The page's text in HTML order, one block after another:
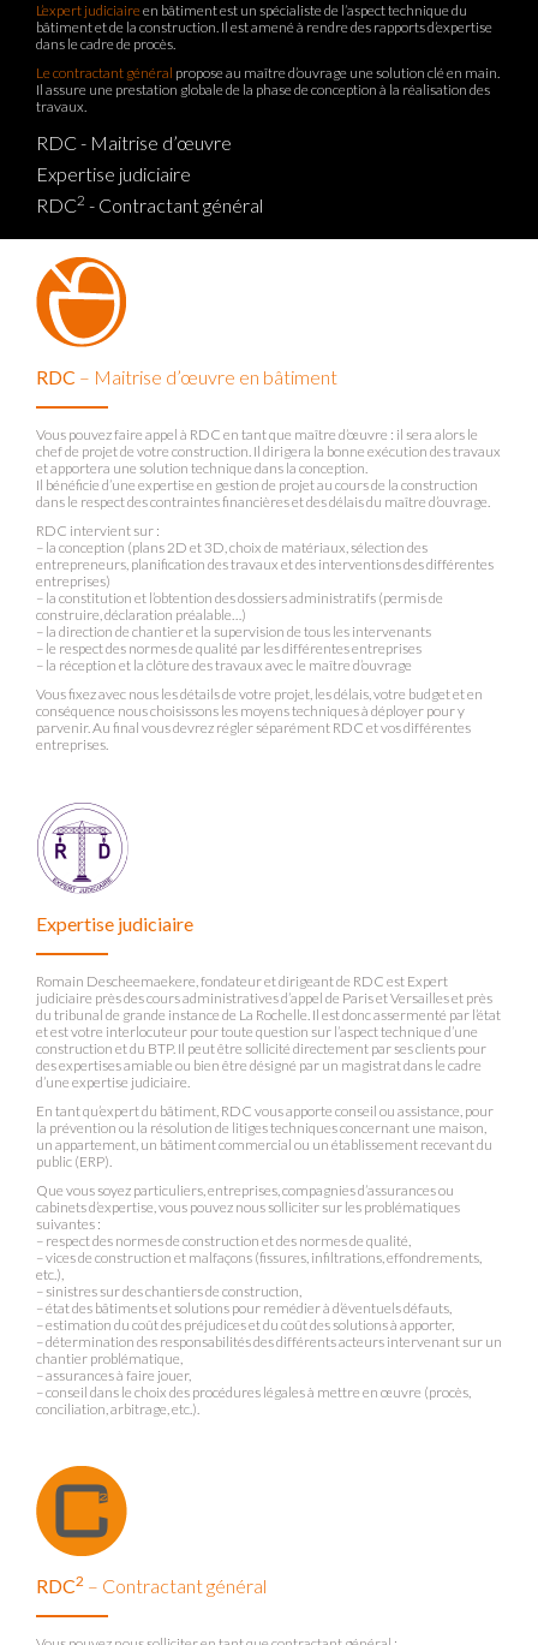
L’expert judiciaireen bâtiment est un spécialiste de l’aspect technique du
bâtiment et de la construction. Il est amené à rendre des rapports d’expertise
dans le cadre de procès.
Le contractant général propose au maître d’ouvrage une solution clé en main.
Il assure une prestation globale de la phase de conception à la réalisation des
travaux.
RDC - Maitrise d’œuvre
Expertise judiciaire
RDC2 - Contractant général
RDC – Maitrise d’œuvre en bâtiment
Vous pouvez faire appel à RDC en tant que maître d’œuvre : il sera alors le
chef de projet de votre construction. Il dirigera la bonne exécution des travaux
et apportera une solution technique dans la conception.
Il bénéficie d’une expertise en gestion de projet au cours de la construction
dans le respect des contraintes financières et des délais du maître d’ouvrage.
RDC intervient sur :
– la conception (plans 2D et 3D, choix de matériaux, sélection des
entrepreneurs, planification des travaux et des interventions des différentes
entreprises)
– la constitution et l’obtention des dossiers administratifs (permis de
construire, déclaration préalable…)
– la direction de chantier et la supervision de tous les intervenants
– le respect des normes de qualité par les différentes entreprises
– la réception et la clôture des travaux avec le maître d’ouvrage
Vous fixez avec nous les détails de votre projet, les délais, votre budget et en
conséquence nous choisissons les moyens techniques à déployer pour y
parvenir. Au final vous devrez régler séparément RDC et vos différentes
entreprises.
Expertise judiciaire
Romain Descheemaekere, fondateur et dirigeant de RDC est Expert
judiciaire près des cours administratives d’appel de Paris et Versailles et près
du tribunal de grande instance de La Rochelle. Il est donc assermenté par l’état
et est votre interlocuteur pour toute question sur l’aspect technique d’une
construction et du BTP. Il peut être sollicité directement par ses clients pour
des expertises amiable ou bien être désigné par un magistrat dans le cadre
d’une expertise judiciaire.
En tant qu’expert du bâtiment, RDC vous apporte conseil ou assistance, pour
la prévention ou la résolution de litiges techniques concernant une maison,
un appartement, un bâtiment commercial ou un établissement recevant du
public (ERP).
Que vous soyez particuliers, entreprises, compagnies d’assurances ou
cabinets d’expertise, vous pouvez nous solliciter sur les problématiques
suivantes :
– respect des normes de construction et des normes de qualité,
– vices de construction et malfaçons (fissures, infiltrations, effondrements,
etc.),
– sinistres sur des chantiers de construction,
– état des bâtiments et solutions pour remédier à d’éventuels défauts,
– estimation du coût des préjudices et du coût des solutions à apporter,
– détermination des responsabilités des différents acteurs intervenant sur un
chantier problématique,
– assurances à faire jouer,
– conseil dans le choix des procédures légales à mettre en œuvre (procès,
conciliation, arbitrage, etc.).
RDC2 – Contractant général